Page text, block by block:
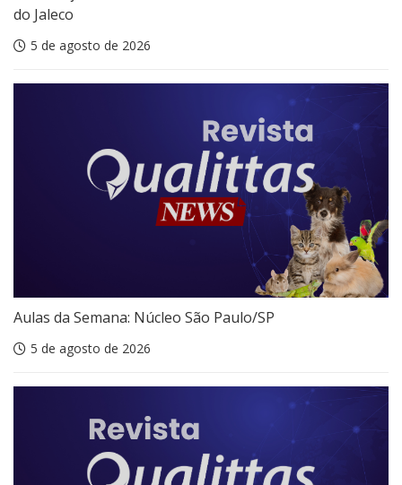
do Jaleco
5 de agosto de 2026
Aulas da Semana: Núcleo São Paulo/SP
5 de agosto de 2026